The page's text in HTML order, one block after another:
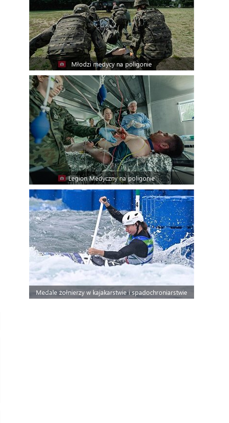
Młodzi medycy na poligonie
Legion Medyczny na poligonie
Medale żołnierzy w kajakarstwie i spadochroniarstwie